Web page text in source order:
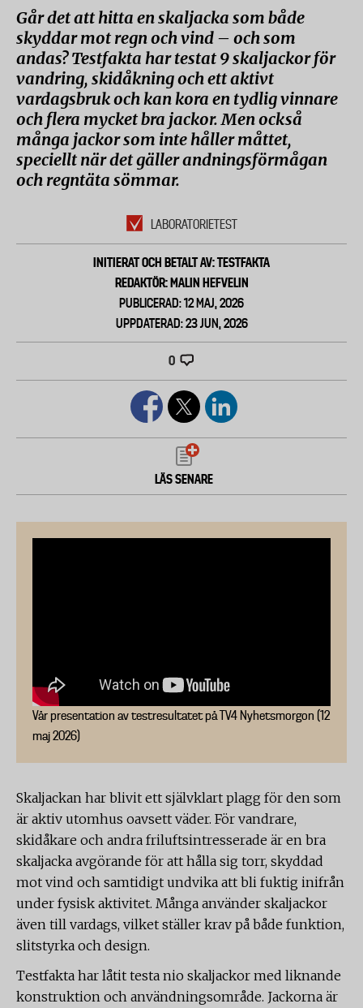
Går det att hitta en skaljacka som både
skyddar mot regn och vind – och som
andas? Testfakta har testat 9 skaljackor för
vandring, skidåkning och ett aktivt
vardagsbruk och kan kora en tydlig vinnare
och flera mycket bra jackor. Men också
många jackor som inte håller måttet,
speciellt när det gäller andningsförmågan
och regntäta sömmar.
LABORATORIETEST
INITIERAT OCH BETALT AV: TESTFAKTA
REDAKTÖR: MALIN HEFVELIN
PUBLICERAD: 12 MAJ, 2026
UPPDATERAD: 23 JUN, 2026
0
LÄS SENARE
Vår presentation av testresultatet på TV4 Nyhetsmorgon (12
maj 2026)
Skaljackan har blivit ett självklart plagg för den som
är aktiv utomhus oavsett väder. För vandrare,
skidåkare och andra friluftsintresserade är en bra
skaljacka avgörande för att hålla sig torr, skyddad
mot vind och samtidigt undvika att bli fuktig inifrån
under fysisk aktivitet. Många använder skaljackor
även till vardags, vilket ställer krav på både funktion,
slitstyrka och design.
Testfakta har låtit testa nio skaljackor med liknande
konstruktion och användningsområde. Jackorna är